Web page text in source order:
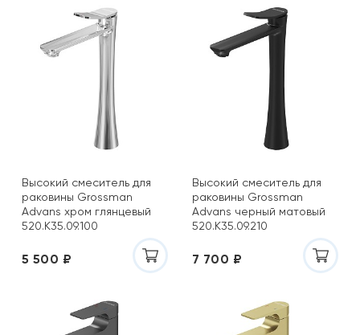
Высокий смеситель для
раковины Grossman
Advans хром глянцевый
520.K35.09.100
5 500 ₽
Высокий смеситель для
раковины Grossman
Advans черный матовый
520.K35.09.210
7 700 ₽